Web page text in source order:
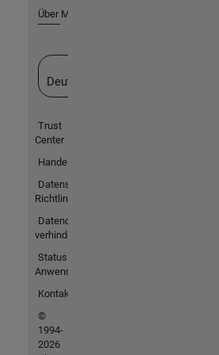
Über MathWorks
Deutschland
Trust
Center
Handelsmarken
Datenschutz-
Richtlinien
Datendiebstahl
verhindern
Status von
Anwendungen
Kontakt
©
1994-
2026